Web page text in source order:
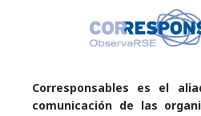
Corresponsables es el
comunicación de las